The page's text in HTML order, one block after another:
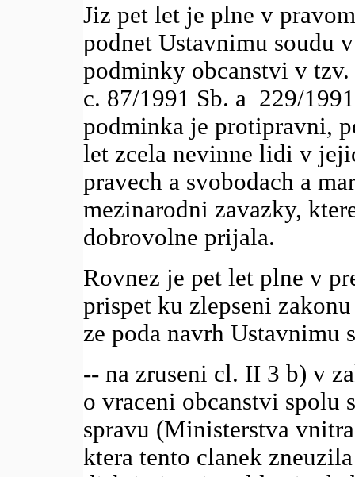
Jiz pet let je plne v
podnet Ustavnimu soudu
podminky obcanstvi v
c. 87/1991 Sb. a 229/
podminka je protipravni,
let zcela nevinne lidi v
pravech a svobodach a
mezinarodni zavazky,
dobrovolne prijala.
Rovnez je pet let plne v
prispet ku zlepseni
ze poda navrh Ustavnimu
-- na zruseni cl. II 3 b) v
o vraceni obcanstvi spolu
spravu (Ministerstva
ktera tento clanek